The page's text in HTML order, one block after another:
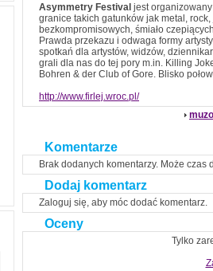
Asymmetry Festival jest
granice takich gatunków jak metal,
bezkompromisowych, śmiało
Prawda przekazu i odwaga formy
spotkań dla artystów, widzów,
grali dla nas do tej pory m.in. Killing
Bohren & der Club of Gore. Blisko
http://www.firlej.wroc.pl/
Komentarze
Brak dodanych komentarzy. Może czas
Dodaj komentarz
Zaloguj się, aby móc dodać komentarz.
Oceny
Tylko